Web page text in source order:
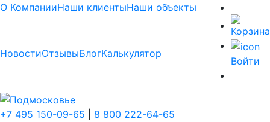
О КомпанииНаши клиентыНаши объекты
НовостиОтзывыБлогКалькулятор
Войти
+7 495 150-09-65
8 800 222-64-65